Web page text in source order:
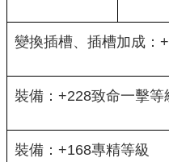
變換插槽、插槽加成：
裝備：+228致命一擊等
裝備：+168專精等級